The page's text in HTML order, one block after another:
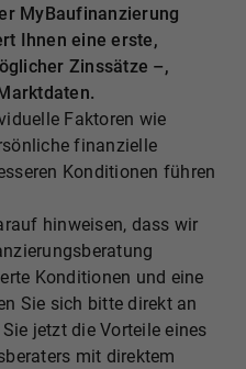
MyBaufinanzierung
Ihnen eine erste,
Zinssätze –,
Faktoren wie
finanzielle
Konditionen führen
hinweisen, dass wir
Konditionen und eine
Sie sich bitte direkt an
jetzt die Vorteile eines
mit direktem